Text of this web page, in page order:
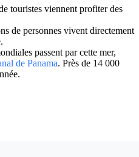
touristes viennent profiter des
de personnes vivent directement
passent par cette mer,
de Panama. Près de 14 000